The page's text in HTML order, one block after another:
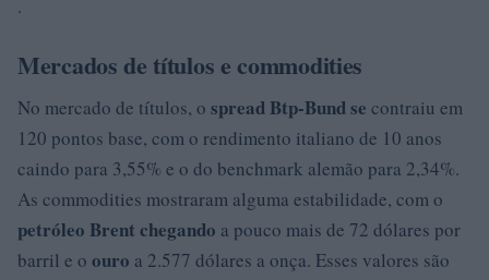
.
Mercados de títulos e commodities
No mercado de títulos, o spread Btp-Bund se contraiu em
120 pontos base, com o rendimento italiano de 10 anos
caindo para 3,55% e o do benchmark alemão para 2,34%.
As commodities mostraram alguma estabilidade, com o
petróleo Brent chegando a pouco mais de 72 dólares por
barril e o ouro a 2.577 dólares a onça. Esses valores são